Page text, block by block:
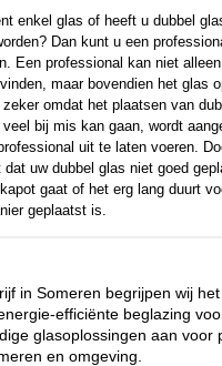
enkel glas of heeft u dubbel
Dan kunt u een
Een professional kan niet
maar bovendien het glas
omdat het plaatsen van
bij mis kan gaan, wordt
uit te laten voeren.
uw dubbel glas niet goed
gaat of het erg lang duurt
geplaatst is.
in Someren begrijpen wij
efficiënte beglazing
glasoplossingen aan voor
en omgeving.